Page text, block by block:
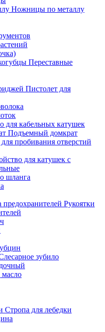
Ножницы по металлу
Переставные
Пистолет для
для кабельных катушек
Подъемный домкрат
пробивания отверстий
для катушек с
шланга
Рукоятки
зубило
масло
Стропа для лебедки